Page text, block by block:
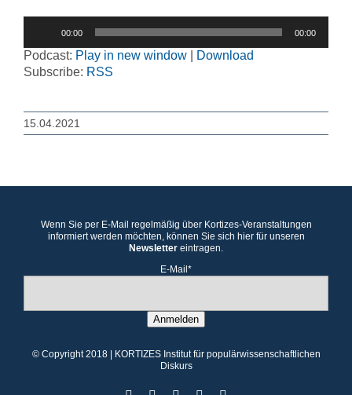
00:00 00:00
Podcast: Play in new window
Download
Subscribe: RSS
15.04.2021
Wenn Sie per E-Mail regelmäßig über Kortizes-Veranstaltungen
informiert werden möchten, können Sie sich hier für unseren
Newsletter eintragen.
E-Mail*
Anmelden
© Copyright 2018 | KORTIZES Institut für populärwissenschaftlichen
Diskurs